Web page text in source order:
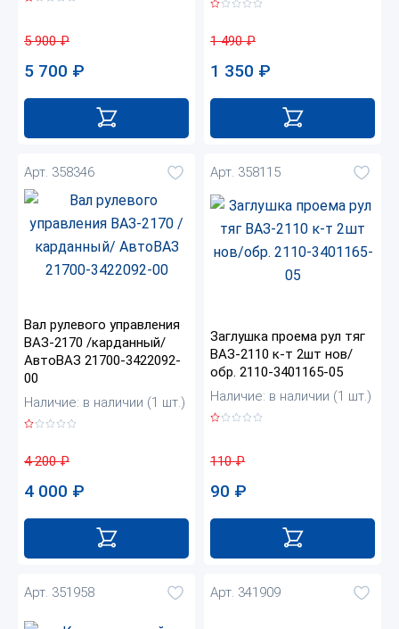
5 900₽
5 700 ₽
1 490₽
1 350 ₽
Арт. 358346
Вал рулевого управления
ВАЗ-2170 /карданный/
АвтоВАЗ 21700-3422092-
00
Наличие: в наличии (1 шт.)
4 200₽
4 000 ₽
Арт. 358115
Заглушка проема рул тяг
ВАЗ-2110 к-т 2шт нов/
обр. 2110-3401165-05
Наличие: в наличии (1 шт.)
110₽
90 ₽
Арт. 351958 Арт. 341909